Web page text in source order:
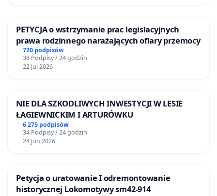
PETYCJA o wstrzymanie prac legislacyjnych
prawa rodzinnego narażających ofiary przemocy
720 podpisów
38 Podpisy / 24 godzin
22 Jul 2026
NIE DLA SZKODLIWYCH INWESTYCJI W LESIE
ŁAGIEWNICKIM I ARTURÓWKU
6 275 podpisów
34 Podpisy / 24 godzin
24 Jun 2026
Petycja o uratowanie I odremontowanie
historycznej Lokomotywy sm42-914